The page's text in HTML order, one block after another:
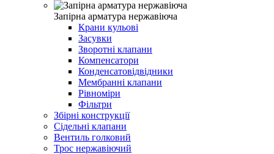
Запірна арматура нержавіюча
Крани кульові
Засувки
Зворотні клапани
Компенсатори
Конденсатовідвідники
Мембранні клапани
Рівноміри
Фільтри
Збірні конструкції
Сідельні клапани
Вентиль голковий
Трос нержавіючий